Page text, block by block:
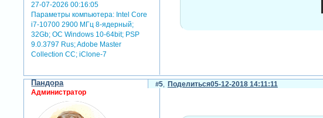
27-07-2026 00:16:05
Параметры компьютера: Intel Core
i7-10700 2900 МГц 8-ядерный;
32Gb; ОС Windows 10-64bit; PSP
9.0.3797 Rus; Adobe Master
Collection СС; iClone-7
Поделиться
5 05-12-2018 14:11:11
Пандора
Администратор